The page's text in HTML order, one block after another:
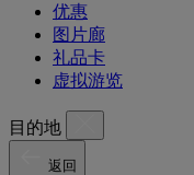
优惠
图片廊
礼品卡
虚拟游览
目的地
返回